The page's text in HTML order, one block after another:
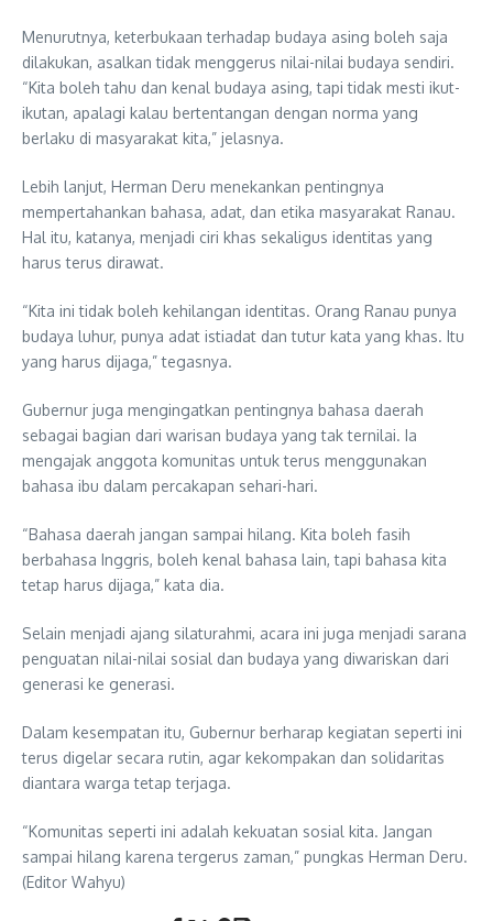
Menurutnya, keterbukaan terhadap budaya asing boleh saja
dilakukan, asalkan tidak menggerus nilai-nilai budaya sendiri.
“Kita boleh tahu dan kenal budaya asing, tapi tidak mesti ikut-
ikutan, apalagi kalau bertentangan dengan norma yang
berlaku di masyarakat kita,” jelasnya.
Lebih lanjut, Herman Deru menekankan pentingnya
mempertahankan bahasa, adat, dan etika masyarakat Ranau.
Hal itu, katanya, menjadi ciri khas sekaligus identitas yang
harus terus dirawat.
“Kita ini tidak boleh kehilangan identitas. Orang Ranau punya
budaya luhur, punya adat istiadat dan tutur kata yang khas. Itu
yang harus dijaga,” tegasnya.
Gubernur juga mengingatkan pentingnya bahasa daerah
sebagai bagian dari warisan budaya yang tak ternilai. Ia
mengajak anggota komunitas untuk terus menggunakan
bahasa ibu dalam percakapan sehari-hari.
“Bahasa daerah jangan sampai hilang. Kita boleh fasih
berbahasa Inggris, boleh kenal bahasa lain, tapi bahasa kita
tetap harus dijaga,” kata dia.
Selain menjadi ajang silaturahmi, acara ini juga menjadi sarana
penguatan nilai-nilai sosial dan budaya yang diwariskan dari
generasi ke generasi.
Dalam kesempatan itu, Gubernur berharap kegiatan seperti ini
terus digelar secara rutin, agar kekompakan dan solidaritas
diantara warga tetap terjaga.
“Komunitas seperti ini adalah kekuatan sosial kita. Jangan
sampai hilang karena tergerus zaman,” pungkas Herman Deru.
(Editor Wahyu)